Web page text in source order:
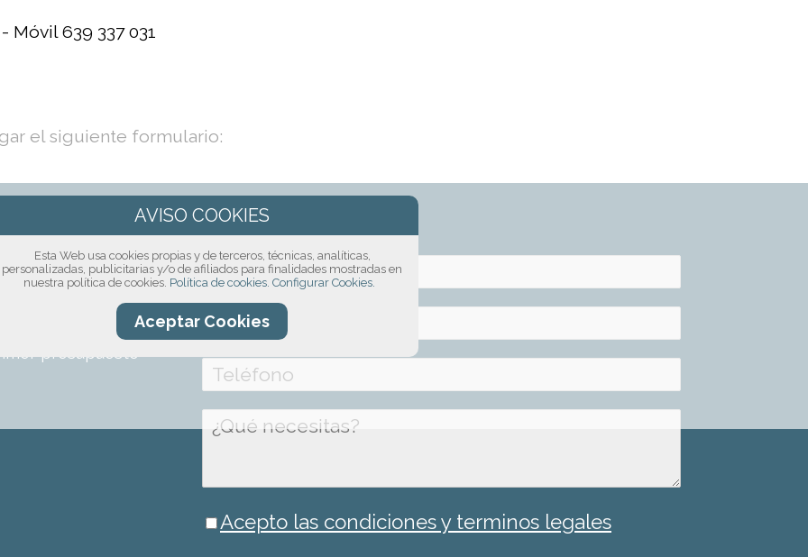
Móvil 639 337 031
el siguiente formulario:
formulario, por
sobre el
presupuesto
Acepto las condiciones y terminos legales
Esta Web usa cookies propias y de terceros, técnicas, analíticas,
personalizadas, publicitarias y/o de afiliados para finalidades mostradas en
nuestra política de cookies. Política de cookies. Configurar Cookies.
Aceptar Cookies